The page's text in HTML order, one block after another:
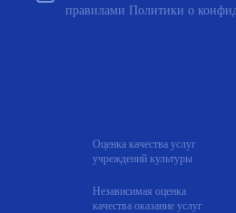
правилами Политики о
Оценка качества услуг
учреждений культуры
Независимая оценка
качества оказание услуг